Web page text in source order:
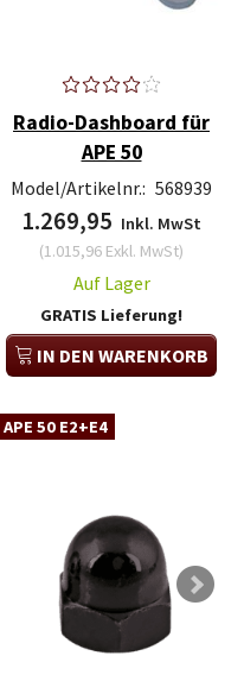
Radio-Dashboard für
APE 50
Model/Artikelnr.: 568939
1.269,95 Inkl. MwSt
(1.015,96 Exkl. MwSt)
Auf Lager
GRATIS Lieferung!
IN DEN WARENKORB
APE 50 E2+E4